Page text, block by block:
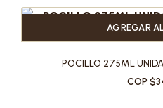
AGREGAR
POCILLO 275ML
COP